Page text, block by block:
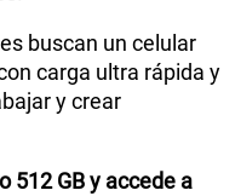
Sí
buscan un celular
carga ultra rápida y
y crear
512 GB y accede a